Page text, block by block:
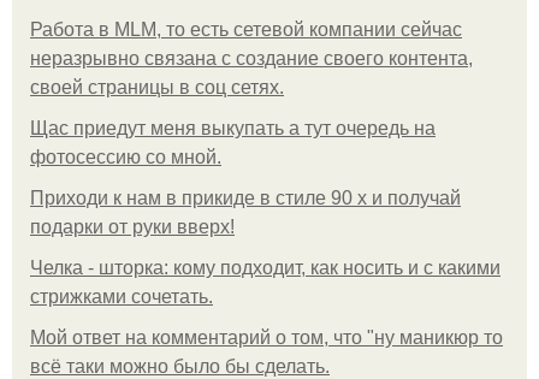
Работа в MLM, то есть сетевой компании сейчас
неразрывно связана с создание своего контента,
своей страницы в соц сетях.
Щас приедут меня выкупать а тут очередь на
фотосессию со мной.
Приходи к нам в прикиде в стиле 90 х и получай
подарки от руки вверх!
Челка - шторка: кому подходит, как носить и с какими
стрижками сочетать.
Мой ответ на комментарий о том, что "ну маникюр то
всё таки можно было бы сделать.